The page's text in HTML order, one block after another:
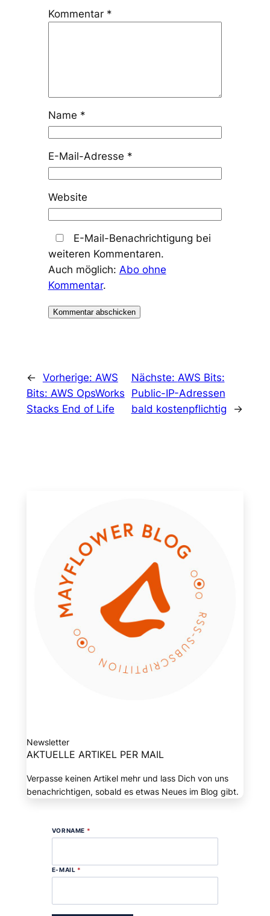
Kommentar *
Name *
E-Mail-Adresse *
Website
E-Mail-Benachrichtigung bei
weiteren Kommentaren.
Auch möglich: Abo ohne
Kommentar.
← Vorherige: AWS
Bits: AWS OpsWorks
Stacks End of Life
Nächste: AWS Bits:
Public-IP-Adressen
bald kostenpflichtig
→
Newsletter
AKTUELLE ARTIKEL PER MAIL
Verpasse keinen Artikel mehr und lass Dich von uns
benachrichtigen, sobald es etwas Neues im Blog gibt.
VORNAME *
E-MAIL *